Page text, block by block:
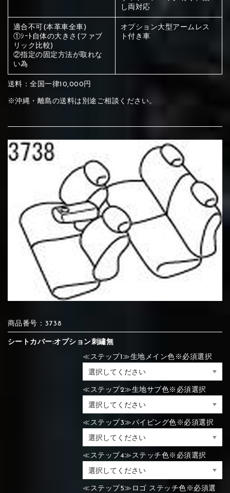
赤く塗られている場所を選択
ください
メイン生地は下記16種類からご選択ください。
①Beige ②Gray ③Red
④Brown ⑤Dark Brown ⑥Yellow
⑦Blue ⑧Orange ⑨Pink
⑭Caramel ⑮Wine red
赤く塗られている部分にカラ
ー選択ください
①Beige ③Red
④Brown ⑤Dark Brown ⑥Yellow
⑪Black ⑫Ivory
⑭Caramel ⑮Wine red
赤く塗られている場所を選択
刺繍は下記21種類からご選択ください。
①Beige ②Gray
④Brown ⑤Dark Brown
⑧Orange ⑨Pink
⑪Black
赤く塗られている場所を選択
ください
刺繍は下記21種類からご選択ください。
①Black ②Gray ③Light gray
⑧Yellow
⑪Blue ⑫Aqua blue
赤く塗られている場所を選択
ください
刺繍は下記21種類からご選択ください。
①Black ②Gray ③Light gray
⑧Yellow ⑨Orange
⑪Blue ⑫Aqua blue
し両対応
適合不可(本革車全車)
①ｼｰﾄ自体の大きさ(ファブ
リック比較)
②指定の固定方法が取れな
い為
オプション大型アームレス
ト付き車
送料：全国一律10,000円
※沖縄・離島の送料は別途ご相談ください。
商品番号：3738
シートカバー:オプション刺繡無
≪ステップ1≫生地メイン色※必須選択
≪ステップ2≫生地サブ色※必須選択
≪ステップ3≫パイピング色※必須選択
≪ステップ4≫ステッチ色※必須選択
≪ステップ5≫ロゴ ステッチ色※必須選